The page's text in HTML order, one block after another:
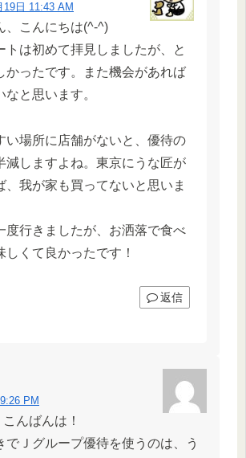
19日 11:43 AM
、こんにちは(^-^)
トは初めて拝見しましたが、と
かったです。また機会があれば
なと思います。
い場所に店舗がないと、優待の
減しますよね。東京にうな匠が
、我が家も買ってないと思いま
度行きましたが、お洒落で食べ
しくて良かったです！
返信
PM
んばんは！
でＪグループ優待を使うのは、う